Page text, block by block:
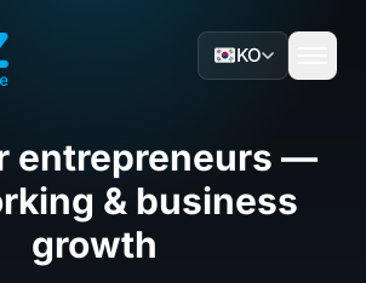
KO
entrepreneurs —
& business
growth